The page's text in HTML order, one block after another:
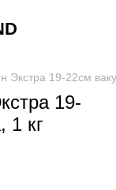
Экстра 19-22см
19-
1 кг